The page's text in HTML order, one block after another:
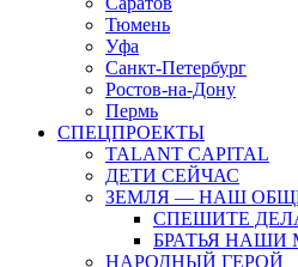
Тюмень
Уфа
Санкт-Петербург
Ростов-на-Дону
Пермь
СПЕЦПРОЕКТЫ
TALANT CAPITAL
ДЕТИ СЕЙЧАС
ЗЕМЛЯ — НАШ
СПЕШИТЕ
БРАТЬЯ НАШИ
НАРОДНЫЙ ГЕРОЙ